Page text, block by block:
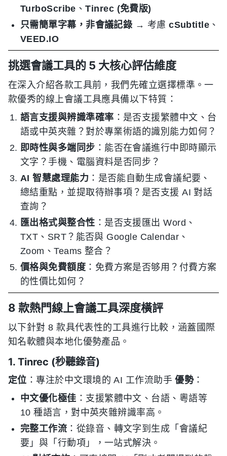
TurboScribe 、Tinrec (免費版)
只需簡單字幕，非會議記錄 → 考慮cSubtitle 、
VEED.IO
挑選會議工具的 5 大核心評估維度
在深入介紹各款工具前，我們先確立選擇標準。一
款優秀的線上會議工具應具備以下特質：
語言支援與辨識準確率 ：是否支援繁體中文、台
語或中英夾雜？對於專業術語的識別能力如何？
即時性與多端同步 ：能否在會議進行中即時顯示
文字？手機、電腦資料是否同步？
AI 智慧處理能力 ：是否能自動生成會議紀要、
總結重點，並提取待辦事項？是否支援 AI 對話
查詢？
匯出格式與整合性 ：是否支援匯出 Word、
TXT、SRT？能否與 Google Calendar、
Zoom、Teams 整合？
價格與免費額度 ：免費方案是否够用？付費方案
的性價比如何？
8 款熱門線上會議工具深度橫評
以下針對 8 款具代表性的工具進行比較，涵蓋國際
知名軟體與本地化優勢產品。
1. Tinrec (秒聽錄音)
定位 ：專注於中文環境的 AI 工作流助手優勢：
中文優化極佳 ：支援繁體中文、台語、粵語等
10 種語言，對中英夾雜辨識率高。
完整工作流 ：從錄音、轉文字到生成「會議紀
要」與「行動項」，一站式解決。